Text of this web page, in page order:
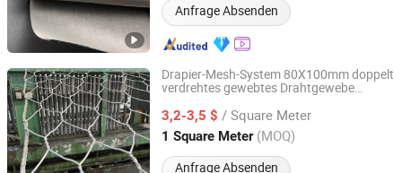
Anfrage Absenden
Drapier-Mesh-System 80X100mm doppelt
verdrehtes gewebtes Drahtgewebe
Hangstabilisierung
3,2-3,5 $ / Square Meter
1 Square Meter (MOQ)
Anfrage Absenden
Hebei Longen Wire Mesh Co., Ltd.
Hebei, China Seit 2024